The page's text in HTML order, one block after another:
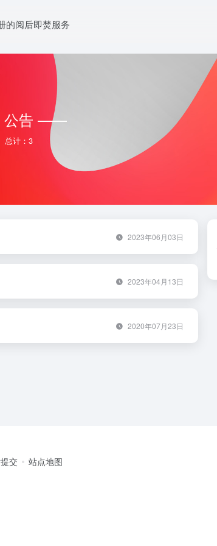
的阅后即焚服务
告 ——
总计：3
2023年06月03日
2023年04月13日
2020年07月23日
交 站点地图